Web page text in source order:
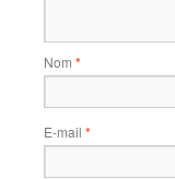
Nom *
E-mail *